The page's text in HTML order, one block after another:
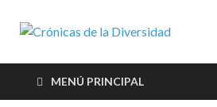
la
sobre
MENÚ PRINCIPAL